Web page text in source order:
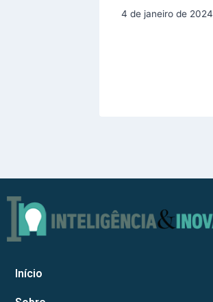
4 de janeiro de 2024
Início